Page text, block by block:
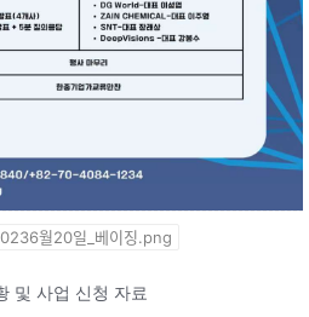
및 사업 신청 자료